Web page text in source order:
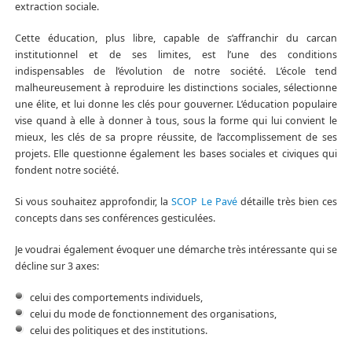
extraction sociale.
Cette éducation, plus libre, capable de s’affranchir du carcan
institutionnel et de ses limites, est l’une des conditions
indispensables de l’évolution de notre société. L’école tend
malheureusement à reproduire les distinctions sociales, sélectionne
une élite, et lui donne les clés pour gouverner. L’éducation populaire
vise quand à elle à donner à tous, sous la forme qui lui convient le
mieux, les clés de sa propre réussite, de l’accomplissement de ses
projets. Elle questionne également les bases sociales et civiques qui
fondent notre société.
Si vous souhaitez approfondir, laSCOP Le Pavédétaille très bien ces
concepts dans ses conférences gesticulées.
Je voudrai également évoquer une démarche très intéressante qui se
décline sur 3 axes:
celui des comportements individuels,
celui du mode de fonctionnement des organisations,
celui des politiques et des institutions.